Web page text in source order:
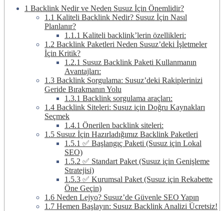
1 Backlink Nedir ve Neden Susuz İçin Önemlidir?
1.1 Kaliteli Backlink Nedir? Susuz İçin Nasıl
Planlanır?
1.1.1 Kaliteli backlink’lerin özellikleri:
1.2 Backlink Paketleri Neden Susuz’deki İşletmeler
İçin Kritik?
1.2.1 Susuz Backlink Paketi Kullanmanın
Avantajları:
1.3 Backlink Sorgulama: Susuz’deki Rakiplerinizi
Geride Bırakmanın Yolu
1.3.1 Backlink sorgulama araçları:
1.4 Backlink Siteleri: Susuz için Doğru Kaynakları
Seçmek
1.4.1 Önerilen backlink siteleri:
1.5 Susuz İçin Hazırladığımız Backlink Paketleri
1.5.1 ✅ Başlangıç Paketi (Susuz için Lokal
SEO)
1.5.2 ✅ Standart Paket (Susuz için Genişleme
Stratejisi)
1.5.3 ✅ Kurumsal Paket (Susuz için Rekabette
Öne Geçin)
1.6 Neden Lejyo? Susuz’de Güvenle SEO Yapın
1.7 Hemen Başlayın: Susuz Backlink Analizi Ücretsiz!